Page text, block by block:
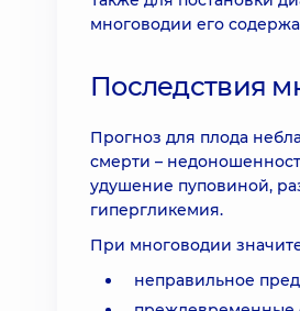
многоводии его
Последствия
Прогноз для плода
смерти –
удушение пуповиной,
гипергликемия.
При многоводии
неправильное